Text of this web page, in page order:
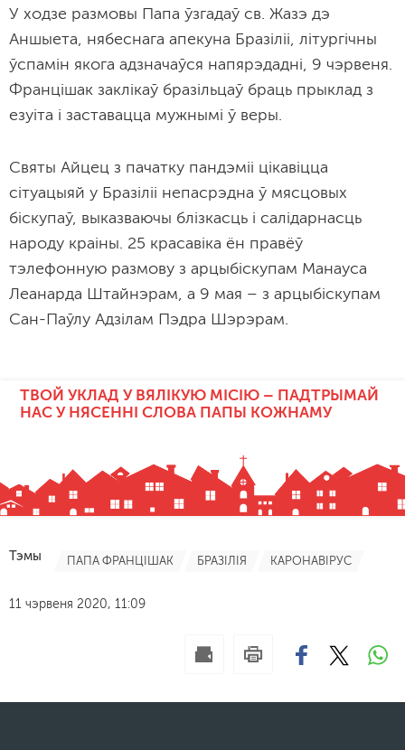
У ходзе размовы Папа ўзгадаў св. Жазэ дэ
Аншыета, нябеснага апекуна Бразіліі, літургічны
ўспамін якога адзначаўся напярэдадні, 9 чэрвеня.
Францішак заклікаў бразільцаў браць прыклад з
езуіта і заставацца мужнымі ў веры.
Святы Айцец з пачатку пандэміі цікавіцца
сітуацыяй у Бразіліі непасрэдна ў мясцовых
біскупаў, выказваючы блізкасць і салідарнасць
народу краіны. 25 красавіка ён правёў
тэлефонную размову з арцыбіскупам Манауса
Леанарда Штайнэрам, а 9 мая – з арцыбіскупам
Сан-Паўлу Адзілам Пэдра Шэрэрам.
ТВОЙ УКЛАД У ВЯЛІКУЮ МІСІЮ – ПАДТРЫМАЙ
НАС У НЯСЕННІ СЛОВА ПАПЫ КОЖНАМУ
Тэмы ПАПА ФРАНЦІШАК БРАЗІЛІЯ КАРОНАВІРУС
11 чэрвеня 2020, 11:09